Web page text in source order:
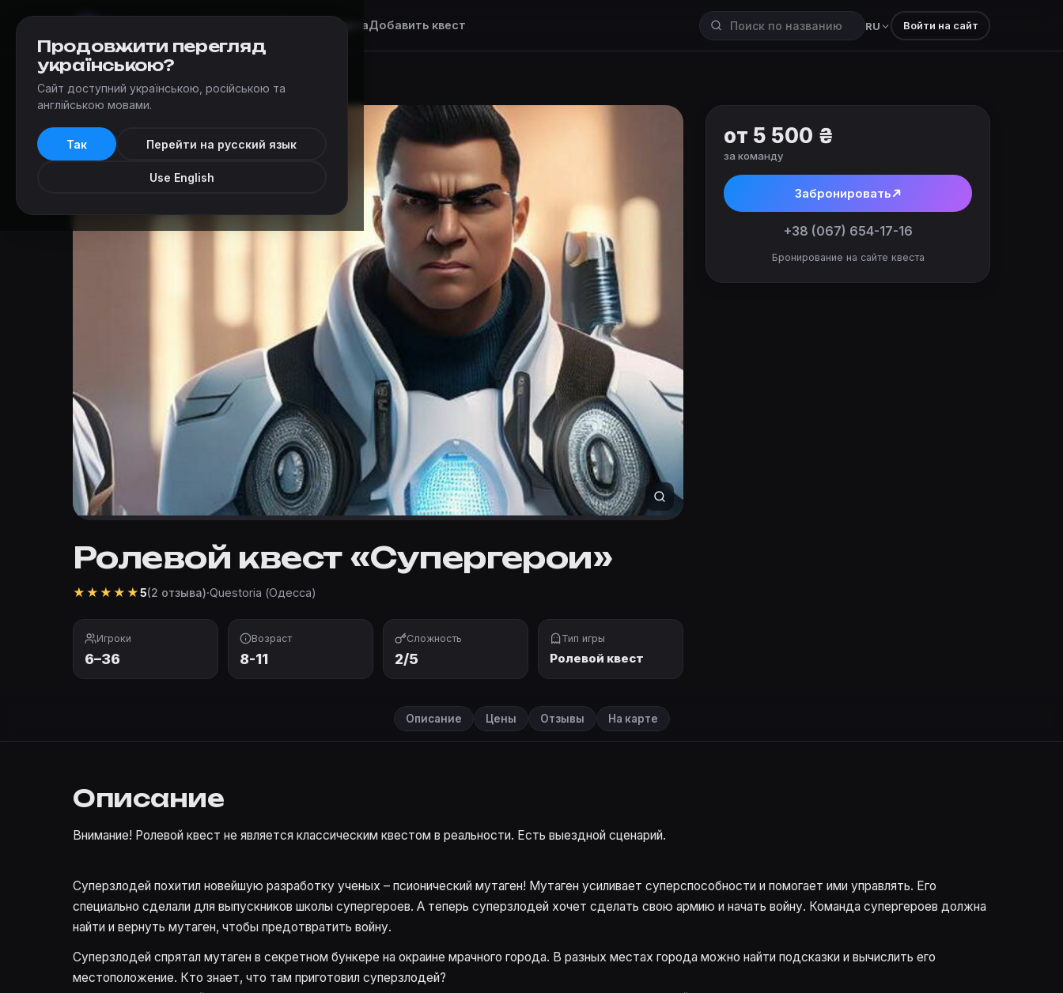
КартаДобавить квест RU Войти на сайт
Questoria (Одесса) Супергерои
Ролевой квест «Супергерои»
★ ★ ★ ★ ★5(2 отзыва)·Questoria (Одесса)
Игроки
6–36
Возраст
8-11
Сложность
2/5
Тип игры
Ролевой квест
от 5 500 ₴
за команду
Забронировать
+38 (067) 654-17-16
Бронирование на сайте квеста
Описание Цены Отзывы На карте
Описание
Внимание! Ролевой квест не является классическим квестом в реальности. Есть выездной сценарий.
Суперзлодей похитил новейшую разработку ученых – псионический мутаген! Мутаген усиливает суперспособности и помогает ими управлять. Его
специально сделали для выпускников школы супергероев. А теперь суперзлодей хочет сделать свою армию и начать войну. Команда супергероев должна
найти и вернуть мутаген, чтобы предотвратить войну.
Суперзлодей спрятал мутаген в секретном бункере на окраине мрачного города. В разных местах города можно найти подсказки и вычислить его
местоположение. Кто знает, что там приготовил суперзлодей?
Продовжити перегляд
українською?
Сайт доступний українською, російською та
англійською мовами.
Так Перейти на русский язык
Use English